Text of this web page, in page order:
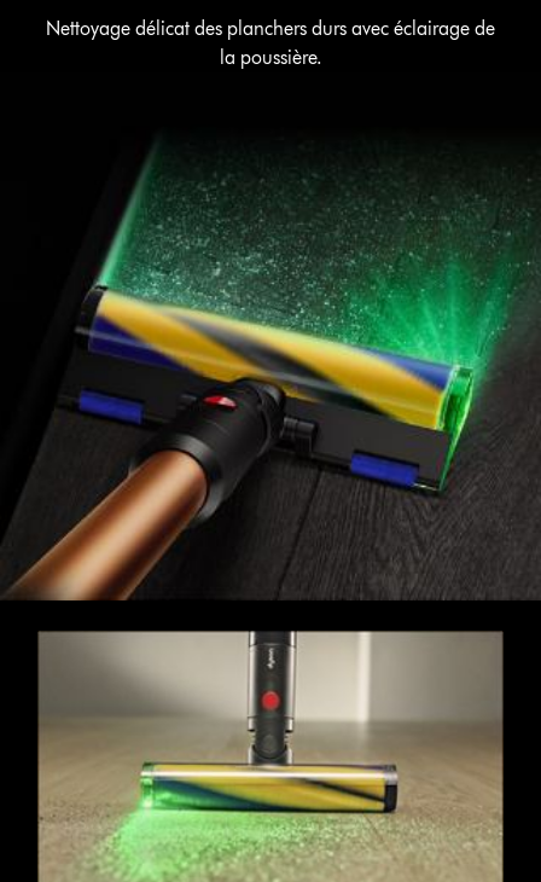
Nettoyage délicat des planchers durs avec éclairage de
la poussière.